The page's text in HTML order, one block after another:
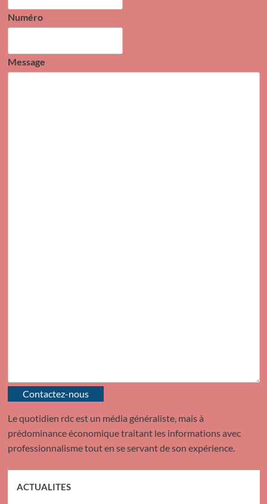
Numéro
Message
Contactez-nous
Le quotidien rdc est un média généraliste, mais à
prédominance économique traitant les informations avec
professionnalisme tout en se servant de son expérience.
ACTUALITES